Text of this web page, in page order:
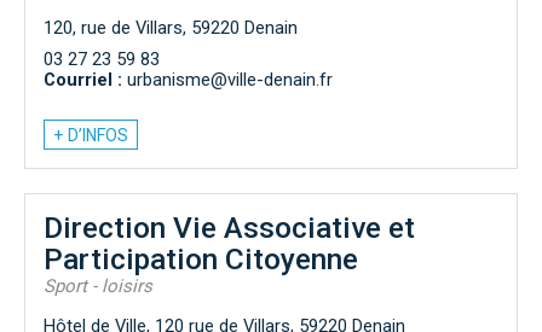
120, rue de Villars, 59220 Denain
03 27 23 59 83
Courriel : urbanisme@ville-denain.fr
+ D’INFOS
Direction Vie Associative et
Participation Citoyenne
Sport - loisirs
Hôtel de Ville, 120 rue de Villars, 59220 Denain